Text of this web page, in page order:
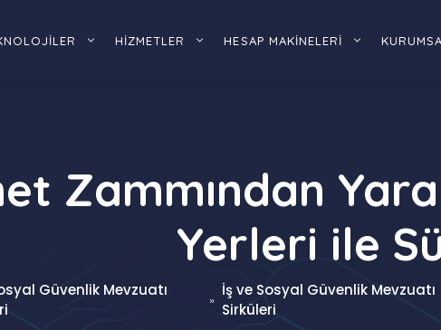
HİZMETLER HESAP MAKİNELERİ
Zammından
Yerleri ile
Güvenlik Mevzuatı
»
İş ve Sosyal Güvenlik Mevzuatı
Sirküleri